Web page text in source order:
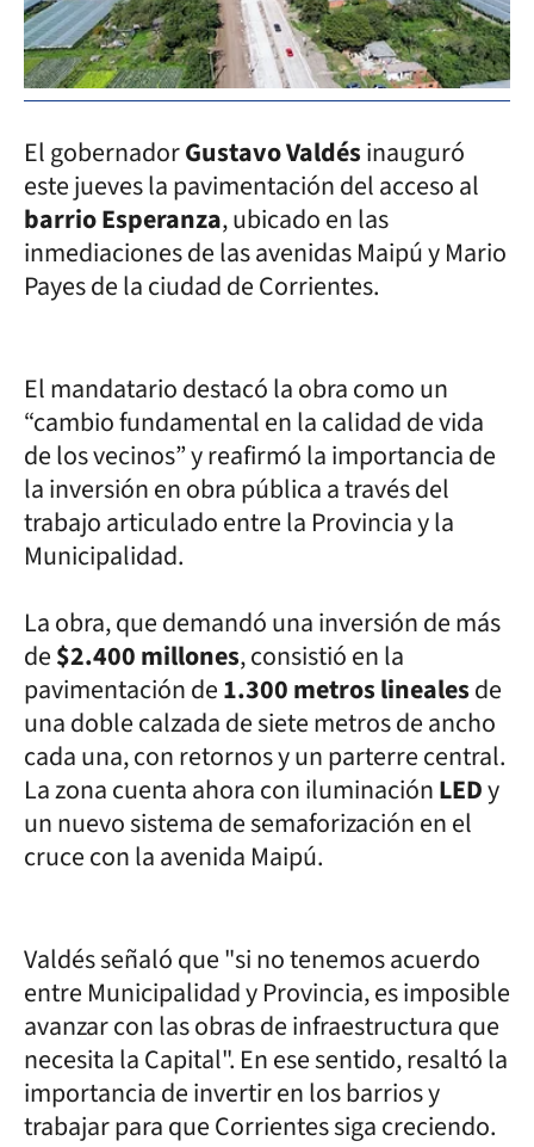
El gobernadorGustavo Valdésinauguró
este jueves la pavimentación del acceso al
barrio Esperanza, ubicado en las
inmediaciones de las avenidas Maipú y Mario
Payes de la ciudad de Corrientes.
El mandatario destacó la obra como un
“cambio fundamental en la calidad de vida
de los vecinos” y reafirmó la importancia de
la inversión en obra pública a través del
trabajo articulado entre la Provincia y la
Municipalidad.
La obra, que demandó una inversión de más
de$2.400 millones, consistió en la
pavimentación de1.300 metros linealesde
una doble calzada de siete metros de ancho
cada una, con retornos y un parterre central.
La zona cuenta ahora con iluminaciónLEDy
un nuevo sistema de semaforización en el
cruce con la avenida Maipú.
Valdés señaló que "si no tenemos acuerdo
entre Municipalidad y Provincia, es imposible
avanzar con las obras de infraestructura que
necesita la Capital". En ese sentido, resaltó la
importancia de invertir en los barrios y
trabajar para que Corrientes siga creciendo.